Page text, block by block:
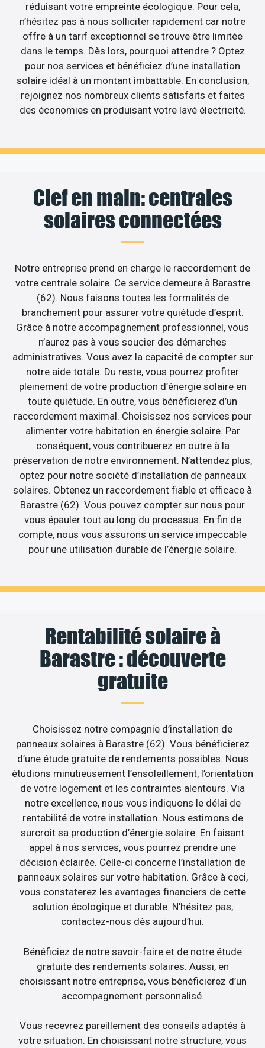
réduisant votre empreinte écologique. Pour cela,
n’hésitez pas à nous solliciter rapidement car notre
offre à un tarif exceptionnel se trouve être limitée
dans le temps. Dès lors, pourquoi attendre ? Optez
pour nos services et bénéficiez d’une installation
solaire idéal à un montant imbattable. En conclusion,
rejoignez nos nombreux clients satisfaits et faites
des économies en produisant votre lavé électricité.
Clef en main: centrales
solaires connectées
Notre entreprise prend en charge le raccordement de
votre centrale solaire. Ce service demeure à Barastre
(62). Nous faisons toutes les formalités de
branchement pour assurer votre quiétude d’esprit.
Grâce à notre accompagnement professionnel, vous
n’aurez pas à vous soucier des démarches
administratives. Vous avez la capacité de compter sur
notre aide totale. Du reste, vous pourrez profiter
pleinement de votre production d’énergie solaire en
toute quiétude. En outre, vous bénéficierez d’un
raccordement maximal. Choisissez nos services pour
alimenter votre habitation en énergie solaire. Par
conséquent, vous contribuerez en outre à la
préservation de notre environnement. N’attendez plus,
optez pour notre société d’installation de panneaux
solaires. Obtenez un raccordement fiable et efficace à
Barastre (62). Vous pouvez compter sur nous pour
vous épauler tout au long du processus. En fin de
compte, nous vous assurons un service impeccable
pour une utilisation durable de l’énergie solaire.
Rentabilité solaire à
Barastre : découverte
gratuite
Choisissez notre compagnie d’installation de
panneaux solaires à Barastre (62). Vous bénéficierez
d’une étude gratuite de rendements possibles. Nous
étudions minutieusement l’ensoleillement, l’orientation
de votre logement et les contraintes alentours. Via
notre excellence, nous vous indiquons le délai de
rentabilité de votre installation. Nous estimons de
surcroît sa production d’énergie solaire. En faisant
appel à nos services, vous pourrez prendre une
décision éclairée. Celle-ci concerne l’installation de
panneaux solaires sur votre habitation. Grâce à ceci,
vous constaterez les avantages financiers de cette
solution écologique et durable. N’hésitez pas,
contactez-nous dès aujourd’hui.
Bénéficiez de notre savoir-faire et de notre étude
gratuite des rendements solaires. Aussi, en
choisissant notre entreprise, vous bénéficierez d’un
accompagnement personnalisé.
Vous recevrez pareillement des conseils adaptés à
votre situation. En choisissant notre structure, vous